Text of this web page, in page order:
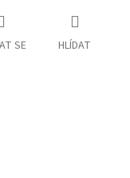
SE HLÍDAT